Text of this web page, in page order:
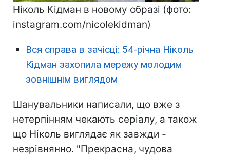
Ніколь Кідман в новому образі (фото:
instagram.com/nicolekidman)
Вся справа в зачісці: 54-річна Ніколь
Кідман захопила мережу молодим
зовнішнім виглядом
Шанувальники написали, що вже з
нетерпінням чекають серіалу, а також
що Ніколь виглядає як завжди -
незрівнянно. "Прекрасна, чудова